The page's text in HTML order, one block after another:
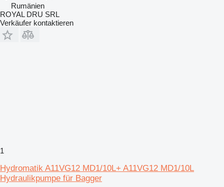
Rumänien
ROYAL DRU SRL
Verkäufer kontaktieren
1
Hydromatik A11VG12 MD1/10L+ A11VG12 MD1/10L
Hydraulikpumpe für Bagger